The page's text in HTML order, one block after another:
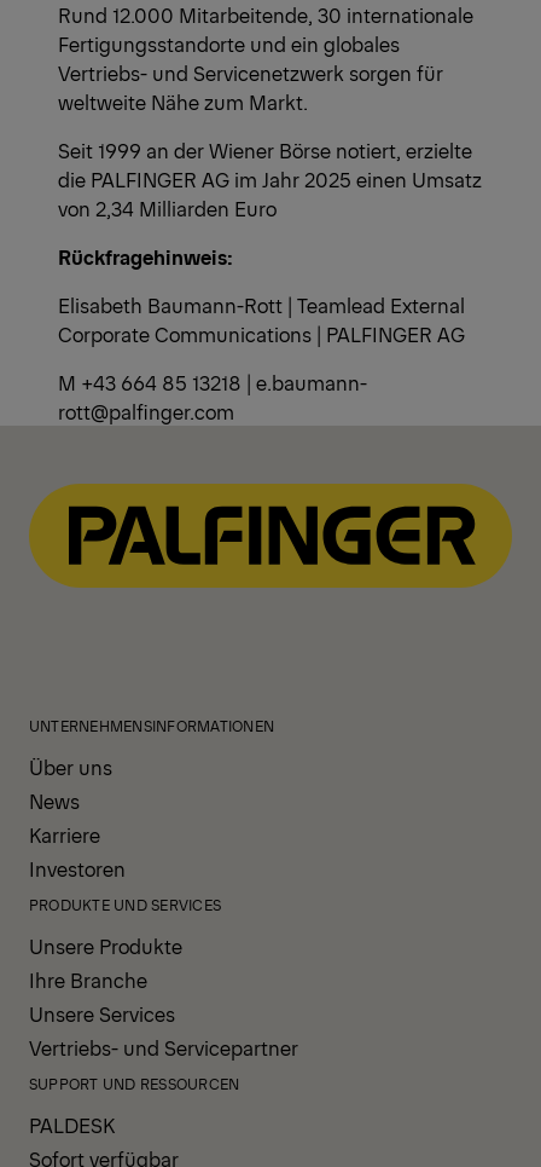
Rund 12.000 Mitarbeitende, 30 internationale
Fertigungsstandorte und ein globales
Vertriebs- und Servicenetzwerk sorgen für
weltweite Nähe zum Markt.
Seit 1999 an der Wiener Börse notiert, erzielte
die PALFINGER AG im Jahr 2025 einen Umsatz
von 2,34 Milliarden Euro
Rückfragehinweis:
Elisabeth Baumann-Rott | Teamlead External
Corporate Communications | PALFINGER AG
M +43 664 85 13218 | e.baumann-
rott@palfinger.com
UNTERNEHMENSINFORMATIONEN
Über uns
News
Karriere
Investoren
PRODUKTE UND SERVICES
Unsere Produkte
Ihre Branche
Unsere Services
Vertriebs- und Servicepartner
SUPPORT UND RESSOURCEN
PALDESK
Sofort verfügbar